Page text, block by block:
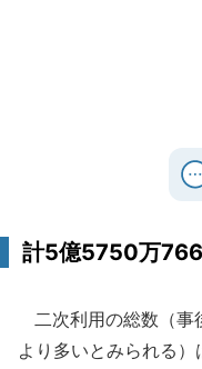
計5億5750万
二次利用の総数（事
より多いとみられる